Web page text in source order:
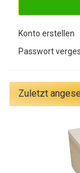
Konto erstellen
Passwort
Zuletzt